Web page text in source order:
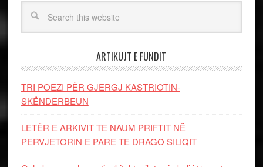
ARTIKUJT E FUNDIT
TRI POEZI PËR GJERGJ KASTRIOTIN-
SKËNDERBEUN
LETËR E ARKIVIT TE NAUM PRIFTIT NË
PERVJETORIN E PARE TE DRAGO SILIQIT